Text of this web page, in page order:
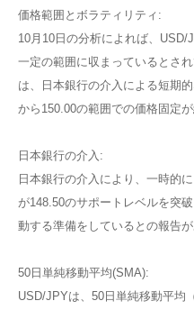
価格範囲とボラティリティ:
10月10日の分析によれば、USD/
一定の範囲に収まっているとさ
は、日本銀行の介入による短期
から150.00の範囲での価格固定
日本銀行の介入:
日本銀行の介入により、一時的
が148.50のサポートレベルを突
動する準備をしているとの報告が
50日単純移動平均(SMA):
USD/JPYは、50日単純移動平均